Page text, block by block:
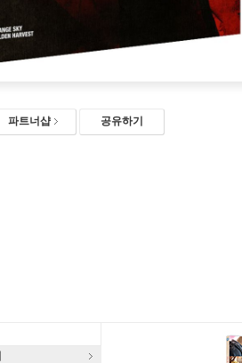
파트너샵 공유하기